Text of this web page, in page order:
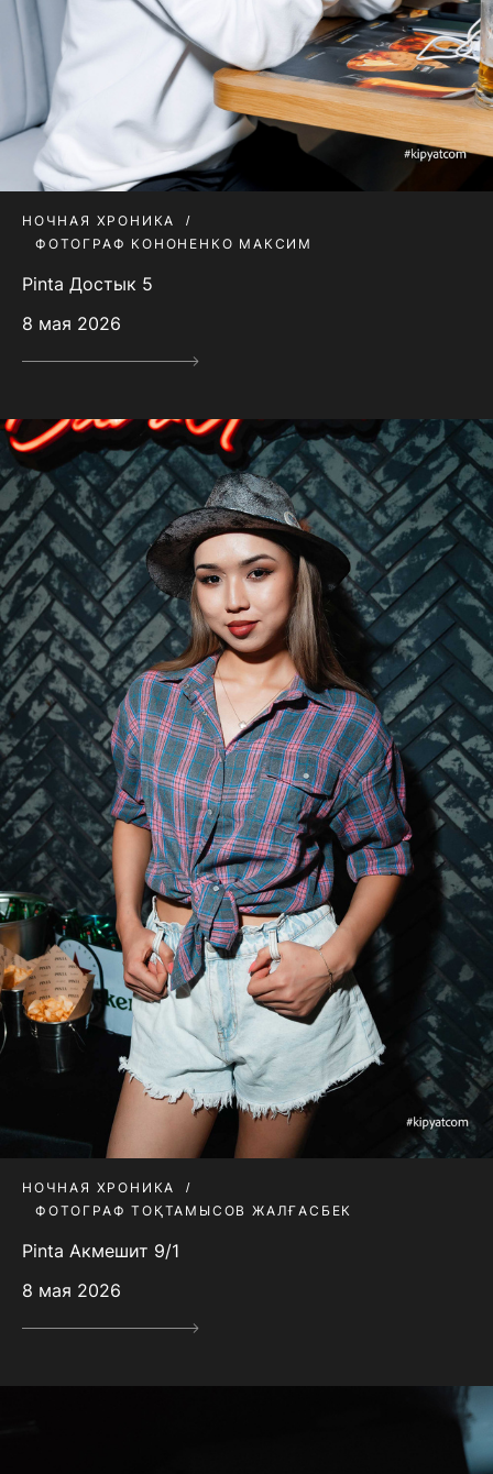
НОЧНАЯ ХРОНИКА
ФОТОГРАФ КОНОНЕНКО МАКСИМ
Pinta Достык 5
8 мая 2026
НОЧНАЯ ХРОНИКА
ФОТОГРАФ ТОҚТАМЫСОВ ЖАЛҒАСБЕК
Pinta Акмешит 9/1
8 мая 2026